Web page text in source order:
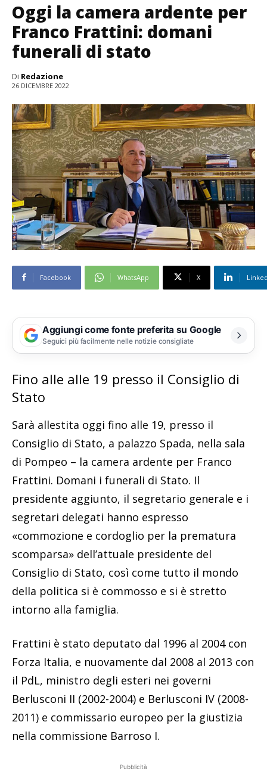
Oggi la camera ardente per
Franco Frattini: domani
funerali di stato
Di Redazione
26 DICEMBRE 2022
Facebook WhatsApp X
Aggiungi come fonte preferita su Google
Seguici più facilmente nelle notizie consigliate
Fino alle alle 19 presso il Consiglio di
Stato
Sarà allestita oggi fino alle 19, presso il
Consiglio di Stato, a palazzo Spada, nella sala
di Pompeo – la camera ardente per Franco
Frattini. Domani i funerali di Stato. Il
presidente aggiunto, il segretario generale e i
segretari delegati hanno espresso
«commozione e cordoglio per la prematura
scomparsa» dell’attuale presidente del
Consiglio di Stato, così come tutto il mondo
della politica si è commosso e si è stretto
intorno alla famiglia.
Frattini è stato deputato dal 1996 al 2004 con
Forza Italia, e nuovamente dal 2008 al 2013 con
il PdL, ministro degli esteri nei governi
Berlusconi II (2002-2004) e Berlusconi IV (2008-
2011) e commissario europeo per la giustizia
nella commissione Barroso I.
Pubblicità